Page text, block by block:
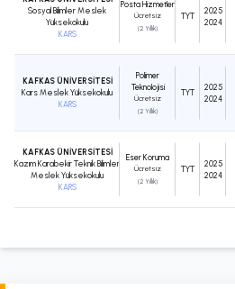
Sosyal Bilimler Meslek
Yüksekokulu
KARS
Posta Hizmetleri
Ücretsiz
(2 Yıllık)
TYT
2025
2024
KAFKAS ÜNİVERSİTESİ
Kars Meslek Yüksekokulu
KARS
Polimer
Teknolojisi
Ücretsiz
(2 Yıllık)
TYT
2025
2024
KAFKAS ÜNİVERSİTESİ
Kazım Karabekir Teknik Bilimler
Meslek Yüksekokulu
KARS
Eser Koruma
Ücretsiz
(2 Yıllık)
TYT
2025
2024